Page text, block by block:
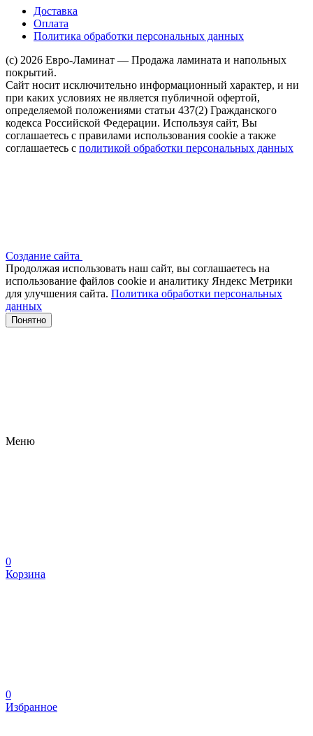
Доставка
Оплата
Политика обработки персональных данных
(c) 2026 Евро-Ламинат — Продажа ламината и напольных
покрытий.
Сайт носит исключительно информационный характер, и ни
при каких условиях не является публичной офертой,
определяемой положениями статьи 437(2) Гражданского
кодекса Российской Федерации. Используя сайт, Вы
соглашаетесь с правилами использования cookie а также
соглашаетесь с политикой обработки персональных данных
Создание сайта
Продолжая использовать наш сайт, вы соглашаетесь на
использование файлов сооkіе и аналитику Яндекс Метрики
для улучшения сайта. Политика обработки персональных
данных
Понятно
Меню
0
Корзина
0
Избранное